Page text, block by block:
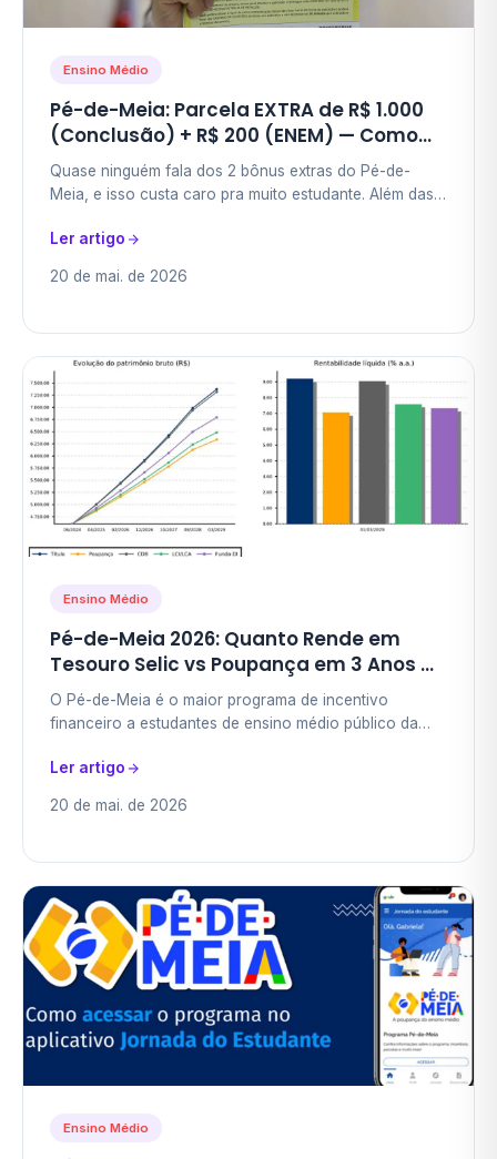
Ensino Médio
Pé-de-Meia: Parcela EXTRA de R$ 1.000
(Conclusão) + R$ 200 (ENEM) — Como
Destravar os 2 Bônus em 2026 e Somar
R$ 3.200
Quase ninguém fala dos 2 bônus extras do Pé-de-
Meia, e isso custa caro pra muito estudante. Além das
1.000…
Ler artigo
20 de mai. de 2026
Ensino Médio
Pé-de-Meia 2026: Quanto Rende em
Tesouro Selic vs Poupança em 3 Anos —
Hub Financeiro com Calculadora Visual
(até R$ 12.650 ao Final)
O Pé-de-Meia é o maior programa de incentivo
financeiro a estudantes de ensino médio público da
9.200…
Ler artigo
20 de mai. de 2026
Ensino Médio